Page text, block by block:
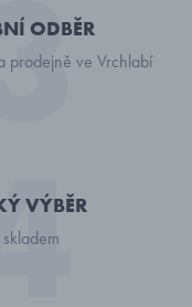
ODBĚR
prodejně ve Vrchlabí
VÝBĚR